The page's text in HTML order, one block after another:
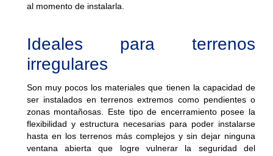
al momento de instalarla.
Ideales para terrenos
irregulares
Son muy pocos los materiales que tienen la capacidad de
ser instalados en terrenos extremos como pendientes o
zonas montañosas. Este tipo de encerramiento posee la
flexibilidad y estructura necesarias para poder instalarse
hasta en los terrenos más complejos y sin dejar ninguna
ventana abierta que logre vulnerar la seguridad del